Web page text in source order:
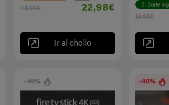
34,99€ 22,98€
Ir al chollo
El Corte
19,95€
-45% -40%